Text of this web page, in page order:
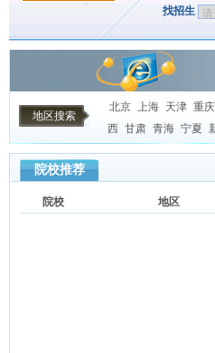
找招生
地区搜索
北京 上海 天津 重庆
西 甘肃 青海 宁夏
院校推荐
院校 地区